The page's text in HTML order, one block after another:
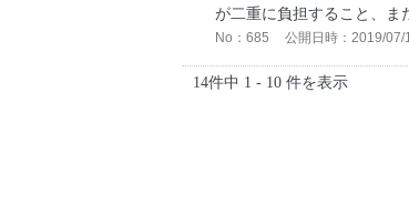
が二重に負担すること、ま
No：685 公開日時：2019/07/
14件中 1 - 10 件を表示